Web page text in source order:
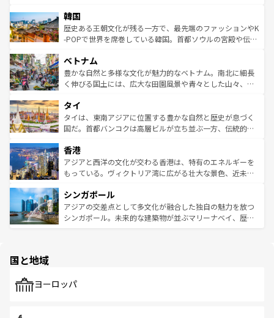
ワイを、存分に味わってほしい。 なお、新着のハワイ情報
はコンテンツ一覧を参照してほしい。
いる。アクティビティも充実しており、サーフィンやダイ
ビング、ハイキングなど、アウトドア好きにはたまらな
い。オーストラリアの多彩な魅力を存分に味わいつくそ
参照してほしい。
ン）、静ひつな山岳地帯である台湾東部など、都市の喧騒
と山間の静けさが共存しており、訪れる人に新しい発見と
驚きをもたらしてくれる。また、奥深い台湾の食文化も魅
容にもいいと評判のスイーツなど、バラエティ豊かな料理
が味わえる。 なお、新着の台湾情報は コンテンツ一覧を参
照してほしい。
韓国
歴史ある王朝文化が残る一方で、最先端のファッションやK
-POPで世界を席巻している韓国。首都ソウルの宮殿や伝統
き、地方に足を延ばせば四季折々の自然美を楽しむことが
できる。そして、キムチや焼肉、絶品のストリートフード
まで、さまざまな韓国料理が待っている。夜には、韓国な
リティに包まれながら、韓国の多彩な魅力を心ゆくまで味
わってみてほしい。 なお、新着の韓国情報はコンテンツ一
覧を参照してほしい。
ベトナム
豊かな自然と多様な文化が魅力的なベトナム。南北に細長
く伸びる国土には、広大な田園風景や青々とした山々、世
急速な発展と共に伝統が息づく。ハノイの古い町並みやホ
ーチミン市のフランス統治時代の建物も、独特の雰囲気を
醸し出している。また、バラエティの豊かさとおいしさで
とつ。フォーやバインミー、ベトナムコーヒーなどは、ぜ
ひ現地で味わいたい。どの地域を訪れてもあたたかい人々
が旅行者を迎えてくれるので、きっと忘れられない旅にな
参照してほしい。
タイ
タイは、東南アジアに位置する豊かな自然と歴史が息づく
国だ。首都バンコクは高層ビルが立ち並ぶ一方、伝統的な
の活気が交差している。北部ではチェンマイなどの山岳地
帯で自然と触れ合い、南部ではプーケットやクラビの美し
いビーチでリゾート気分を楽しむことができる。タイ料理
激する。気候は一年中温暖で、どの季節にも異なる楽しみ
が待っている。親しみやすいタイの人々、仏教を中心とし
た文化、そして多様な観光資源が、訪れる旅人を魅了し続
香港
アジアと西洋の文化が交わる香港は、特有のエネルギーを
もっている。ヴィクトリア湾に広がる壮大な景色、近未来
み、どこを訪れても感動するはず。観光スポットが密集し
ており、効率よく見どころを回れるのも魅力。息をのむよ
うな絶景から文化的な体験まで、香港を存分に楽しみ尽く
シンガポール
アジアの交差点として多文化が融合した独自の魅力を放つ
シンガポール。未来的な建築物が並ぶマリーナベイ、歴史
で、ホーカーズは地元の風情を楽しめる外せないスポット
国と地域
ヨーロッパ